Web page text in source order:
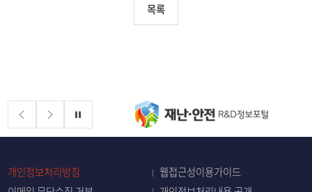
목록
배너존
개인정보처리방침
웹접근성이용가이드